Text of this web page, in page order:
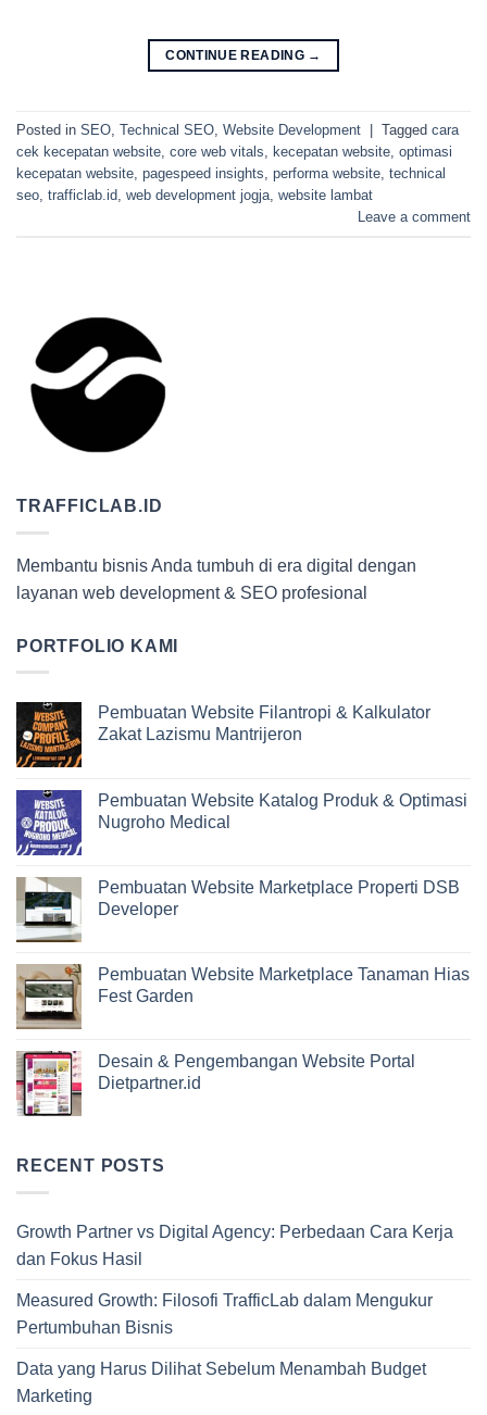
CONTINUE READING →
Posted in SEO Technical SEO Website Development | Tagged cara
cek kecepatan website core web vitals kecepatan website optimasi
kecepatan website pagespeed insights performa website technical
seo trafficlab.id web development jogja website lambat
Leave a comment
TRAFFICLAB.ID
Membantu bisnis Anda tumbuh di era digital dengan
layanan web development & SEO profesional
PORTFOLIO KAMI
Pembuatan Website Filantropi & Kalkulator
Zakat Lazismu Mantrijeron
Pembuatan Website Katalog Produk & Optimasi
Nugroho Medical
Pembuatan Website Marketplace Properti DSB
Developer
Pembuatan Website Marketplace Tanaman Hias
Fest Garden
Desain & Pengembangan Website Portal
Dietpartner.id
RECENT POSTS
Growth Partner vs Digital Agency: Perbedaan Cara Kerja
dan Fokus Hasil
Measured Growth: Filosofi TrafficLab dalam Mengukur
Pertumbuhan Bisnis
Data yang Harus Dilihat Sebelum Menambah Budget
Marketing